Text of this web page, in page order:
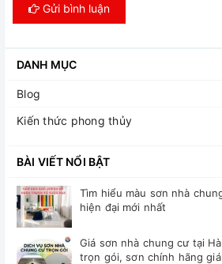
Gửi bình luận
DANH MỤC
Blog
Kiến thức phong thủy
BÀI VIẾT NỔI BẬT
Tìm hiểu màu sơn nhà
hiện đại mới nhất
Giá sơn nhà chung cư tại
trọn gói, sơn chính hãng